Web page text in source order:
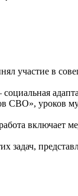
участие в
СВО», уроков
задач,